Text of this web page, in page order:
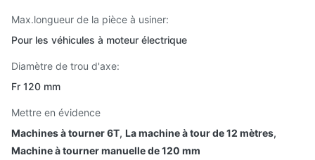
Max.longueur de la pièce à usiner:
Pour les véhicules à moteur électrique
Diamètre de trou d'axe:
Fr 120 mm
Mettre en évidence
Machines à tourner 6T, La machine à tour de 12 mètres,
Machine à tourner manuelle de 120 mm